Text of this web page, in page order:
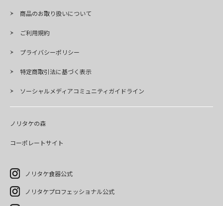
商品のお取り扱いについて
ご利用規約
プライバシーポリシー
特定商取引法に基づく表示
ソーシャルメディアコミュニティガイドライン
ノリタケの森
コーポレートサイト
ノリタケ食器公式
ノリタケプロフェッショナル公式